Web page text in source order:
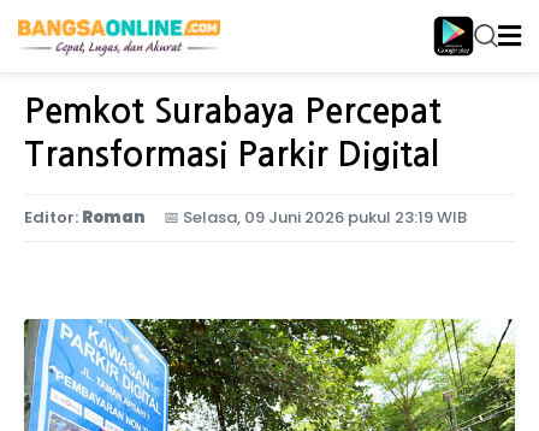
Home Birokrasi
Pemkot Surabaya Percepat
Transformasi Parkir Digital
Editor: Roman 📅 Selasa, 09 Juni 2026 pukul 23:19 WIB